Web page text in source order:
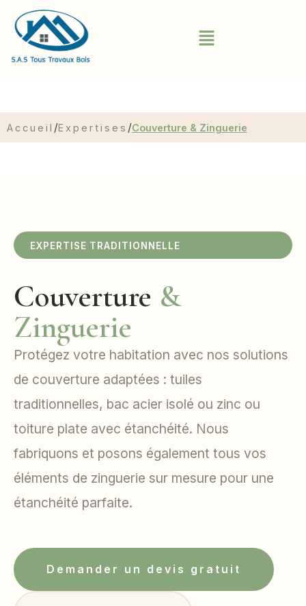
Accueil /Expertises /Couverture & Zinguerie
EXPERTISE TRADITIONNELLE
Couverture &
Zinguerie
Protégez votre habitation avec nos solutions
de couverture adaptées : tuiles
traditionnelles, bac acier isolé ou zinc ou
toiture plate avec étanchéité. Nous
fabriquons et posons également tous vos
éléments de zinguerie sur mesure pour une
étanchéité parfaite.
Demander un devis gratuit